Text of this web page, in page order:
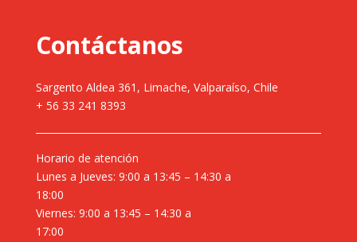
Contáctanos
Sargento Aldea 361, Limache, Valparaíso, Chile
+ 56 33 241 8393
Horario de atención
Lunes a Jueves: 9:00 a 13:45 – 14:30 a
18:00
Viernes: 9:00 a 13:45 – 14:30 a
17:00